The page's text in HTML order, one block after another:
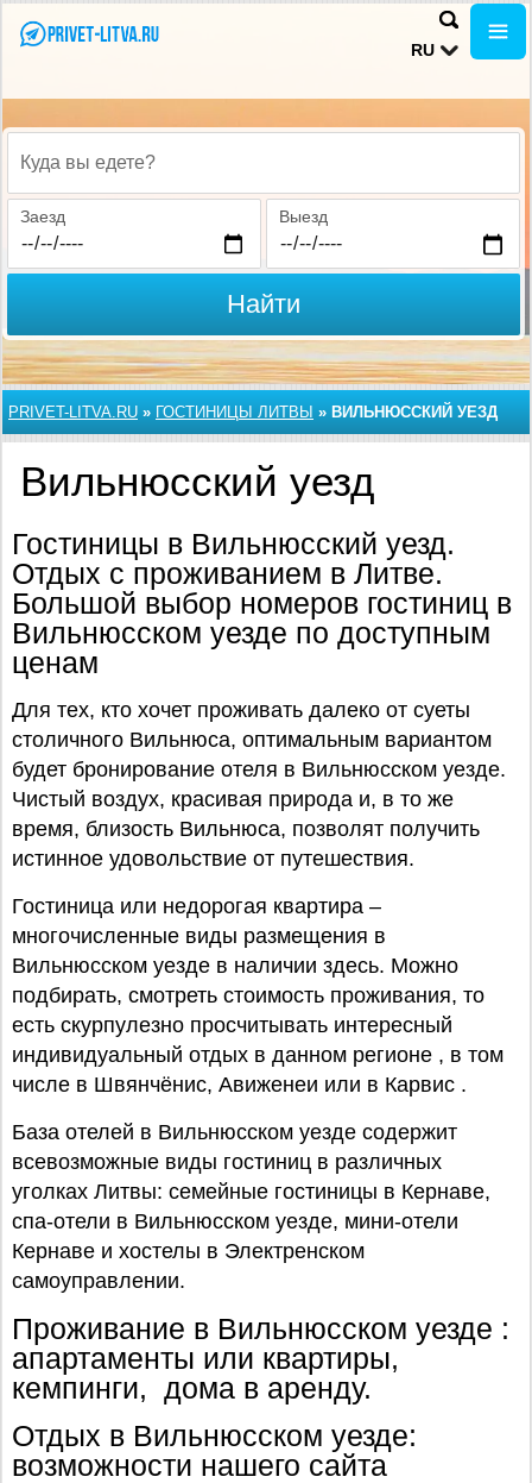
RU
Куда вы едете?
Заезд Выезд
Найти
PRIVET-LITVA.RU » ГОСТИНИЦЫ ЛИТВЫ » ВИЛЬНЮССКИЙ УЕЗД
Вильнюсский уезд
Гостиницы в Вильнюсский уезд.
Отдых с проживанием в Литве.
Большой выбор номеров гостиниц в
Вильнюсском уезде по доступным
ценам
Для тех, кто хочет проживать далеко от суеты
столичного Вильнюса, оптимальным вариантом
будет бронирование отеля в Вильнюсском уезде.
Чистый воздух, красивая природа и, в то же
время, близость Вильнюса, позволят получить
истинное удовольствие от путешествия.
Гостиница или недорогая квартира –
многочисленные виды размещения в
Вильнюсском уезде в наличии здесь. Можно
подбирать, смотреть стоимость проживания, то
есть скурпулезно просчитывать интересный
индивидуальный отдых в данном регионе , в том
числе в Швянчёнис, Авиженеи или в Карвис .
База отелей в Вильнюсском уезде содержит
всевозможные виды гостиниц в различных
уголках Литвы: семейные гостиницы в Кернаве,
спа-отели в Вильнюсском уезде, мини-отели
Кернаве и хостелы в Электренском
самоуправлении.
Проживание в Вильнюсском уезде :
апартаменты или квартиры,
кемпинги, дома в аренду.
Отдых в Вильнюсском уезде:
возможности нашего сайта